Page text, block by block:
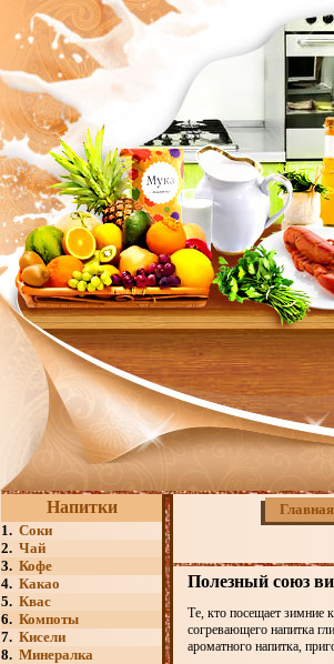
Напитки
1. Соки
2. Чай
3. Кофе
4. Какао
5. Квас
6. Компоты
7. Кисели
8. Минералка
Главная
Полезный союз
Те, кто посещает зимние
согревающего напитка
ароматного напитка,